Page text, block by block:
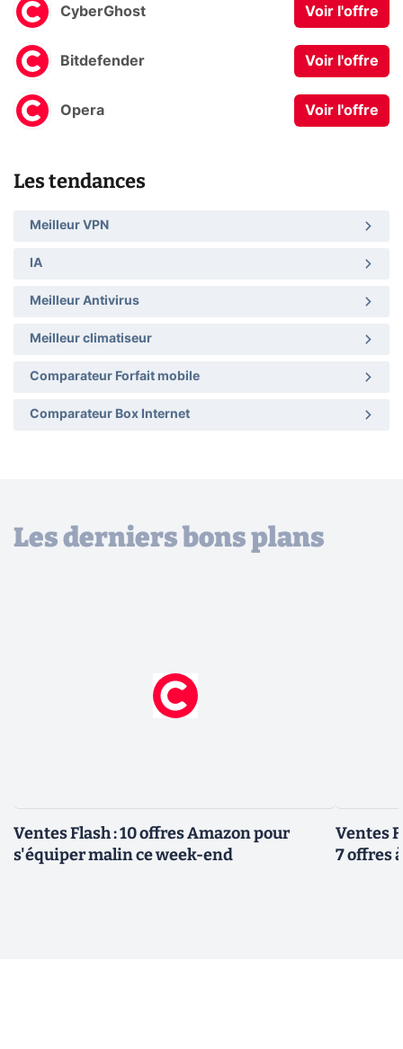
CyberGhost Voir l'offre
Bitdefender Voir l'offre
Opera Voir l'offre
Les tendances
Meilleur VPN
IA
Meilleur Antivirus
Meilleur climatiseur
Comparateur Forfait mobile
Comparateur Box Internet
Les derniers bons plans
Ventes Flash : 10 offres Amazon pour
s'équiper malin ce week-end
Ventes
7 offres